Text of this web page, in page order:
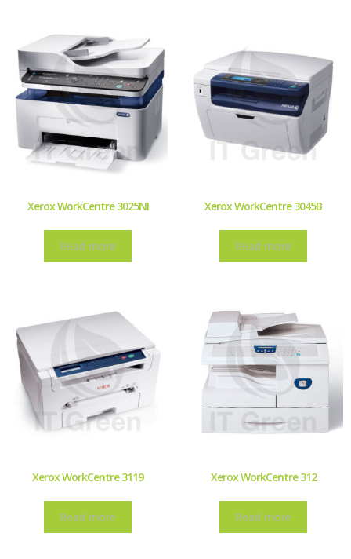
Xerox WorkCentre 3025NI
Read more
Xerox WorkCentre 3045B
Read more
Xerox WorkCentre 3119
Read more
Xerox WorkCentre 312
Read more